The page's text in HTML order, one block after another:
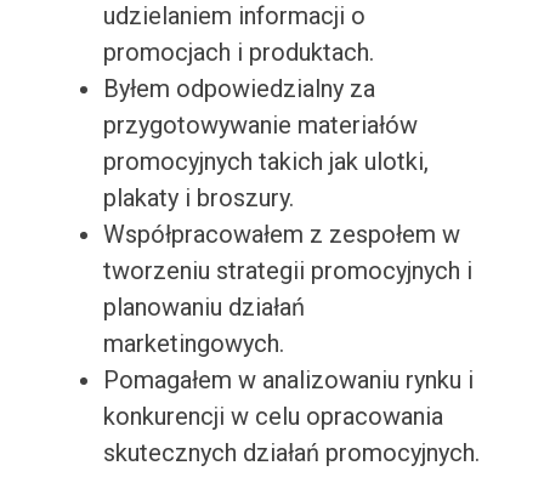
udzielaniem informacji o
promocjach i produktach.
Byłem odpowiedzialny za
przygotowywanie materiałów
promocyjnych takich jak ulotki,
plakaty i broszury.
Współpracowałem z zespołem w
tworzeniu strategii promocyjnych i
planowaniu działań
marketingowych.
Pomagałem w analizowaniu rynku i
konkurencji w celu opracowania
skutecznych działań promocyjnych.